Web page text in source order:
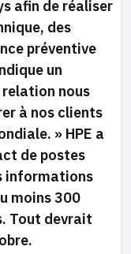
afin de réaliser
des
préventive
un
nous
à nos clients
» HPE a
de postes
informations
moins 300
Tout devrait